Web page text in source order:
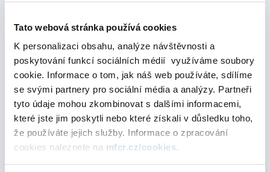
Tato webová stránka používá cookies
K personalizaci obsahu, analýze návštěvnosti a
poskytování funkcí sociálních médií využíváme soubory
cookie. Informace o tom, jak náš web používáte, sdílíme
se svými partnery pro sociální média a analýzy. Partneři
tyto údaje mohou zkombinovat s dalšími informacemi,
které jste jim poskytli nebo které získali v důsledku toho,
že používáte jejich služby. Informace o zpracování
cookies naleznete na mfcr.cz/cookies.
dlouhodobých státních dluhopisů na 3. čtvrtletí
roku 2007
01. června 2007
březen 2007
Emisní kalendář střednědobých a